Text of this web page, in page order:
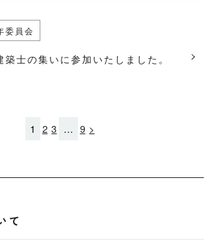
委員会
士の集いに参加いたしました。
1 2 3 … 9 >
て